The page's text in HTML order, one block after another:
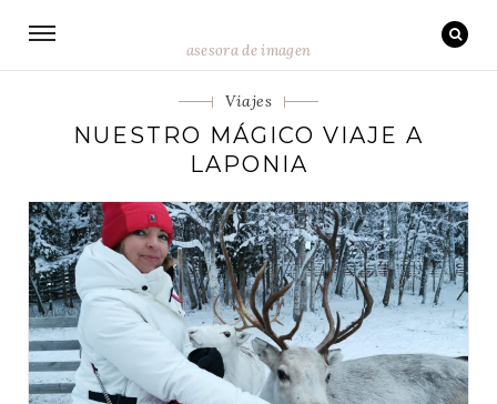
asesora de imagen
Categorias
Viajes
NUESTRO MÁGICO VIAJE A
LAPONIA